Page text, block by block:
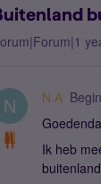
N N.A
Ik heb